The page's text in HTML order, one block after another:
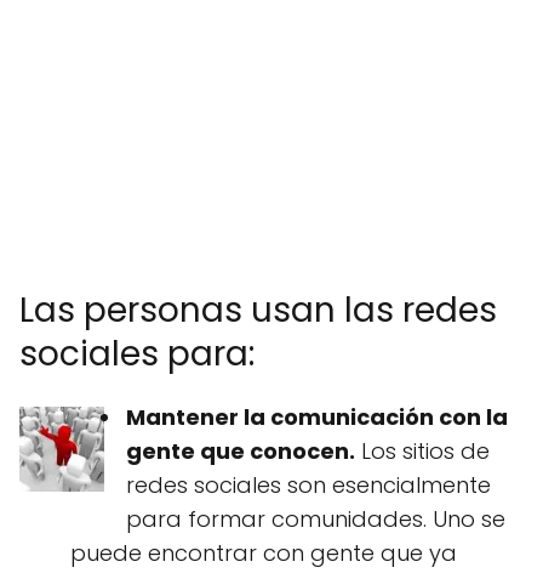
Las personas usan las redes
sociales para:
Mantener la comunicación con la
gente que conocen. Los sitios de
redes sociales son esencialmente
para formar comunidades. Uno se
puede encontrar con gente que ya